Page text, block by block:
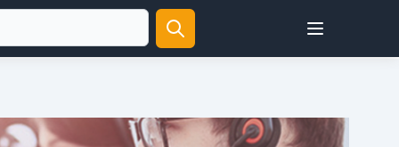
Open user menu